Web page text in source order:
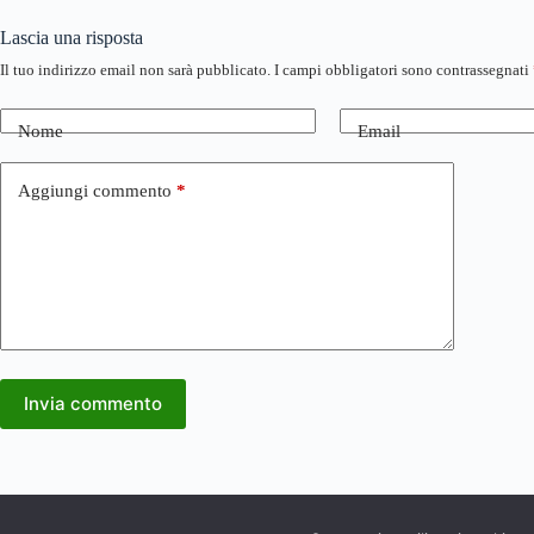
Lascia una risposta
Il tuo indirizzo email non sarà pubblicato. I campi obbligatori sono contrassegnati
Nome Email
Aggiungi commento *
Invia commento